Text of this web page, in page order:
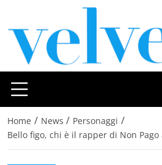
Home / News / Personaggi /
Bello figo, chi è il rapper di Non